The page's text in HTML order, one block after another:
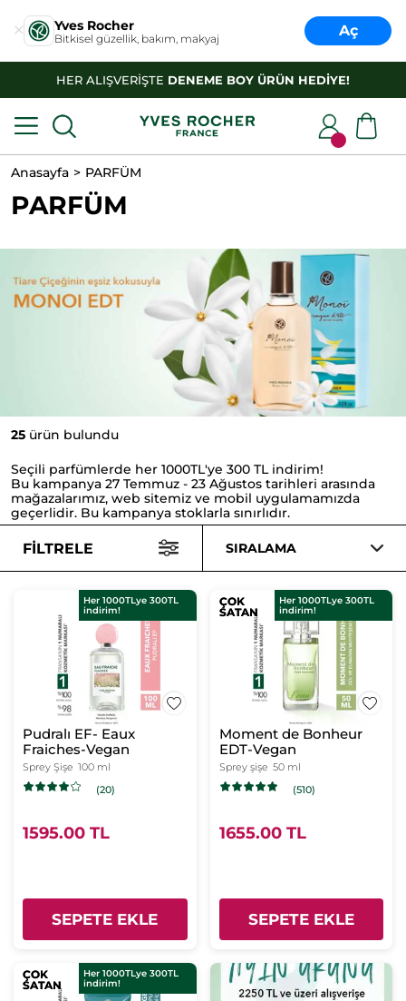
Yves Rocher
Bitkisel güzellik, bakım, makyaj Aç
HER ALIŞVERİŞTE DENEME BOY ÜRÜN HEDİYE!
Anasayfa PARFÜM
PARFÜM
25 ürün bulundu
Seçili parfümlerde her 1000TL'ye 300 TL indirim!
Bu kampanya 27 Temmuz - 23 Ağustos tarihleri arasında
mağazalarımız, web sitemiz ve mobil uygulamamızda
geçerlidir. Bu kampanya stoklarla sınırlıdır.
FILTRELE SIRALAMA
Her 1000TLye 300TL
indirim!
Pudralı EF- Eaux
Fraiches-Vegan
Sprey Şişe 100 ml
(20)
1595.00 TL
SEPETE EKLE
ÇOK
SATAN
ÇOK
SATAN
Her 1000TLye 300TL
indirim!
Moment de Bonheur
EDT-Vegan
Sprey şişe 50 ml
(510)
1655.00 TL
SEPETE EKLE
ÇOK
SATAN
ÇOK
SATAN
Her 1000TLye 300TL
indirim!